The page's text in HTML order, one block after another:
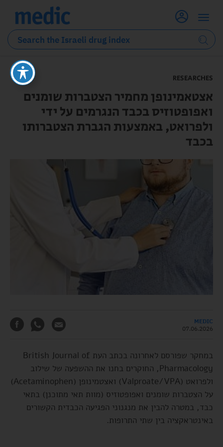
RESEARCHES
אצטאמינופן מחמיר הצטברות שומנים
ואפופטוזיס בכבד הנגרמים על ידי
ולפרואט, באמצעות הגברת הצטברותו
בכבד
MEDIC
07.06.2026
במחקר שפורסם לאחרונה בכתב העת British Journal of
Pharmacology, החוקרים בחנו את ההשפעה של שילוב
ולפרואט (Valproate/VPA) ואצטמינופן (Acetaminophen)
על הצטברות שומנים ואפופטוזיס (מוות תאי מתוכנן) בתאי
כבד, במטרה להבין את מנגנוני הפגיעה הכבדית הקשורים
באינטראקציה בין שתי התרופות.